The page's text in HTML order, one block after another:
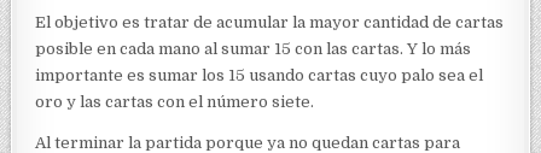
El objetivo es tratar de acumular la mayor cantidad de cartas
posible en cada mano al sumar 15 con las cartas. Y lo más
importante es sumar los 15 usando cartas cuyo palo sea el
oro y las cartas con el número siete.
Al terminar la partida porque ya no quedan cartas para